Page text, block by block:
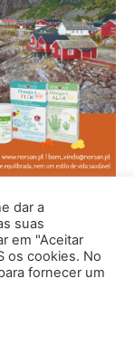
By
dar a
suas
em "Aceitar
os cookies. No
fornecer um